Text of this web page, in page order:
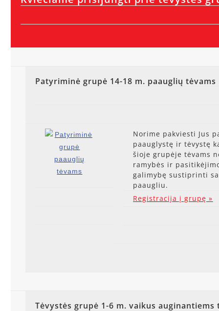
Patyriminė grupė 14-18 m. paauglių tėvams
Norime pakviesti Jus
paauglystę ir tėvystę
šioje grupėje tėvams
ramybės ir
galimybę sustiprinti
paaugliu.
Registracija į grupę »
Tėvystės grupė 1-6 m. vaikus auginantiems